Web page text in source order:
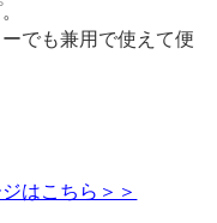
でも兼用で使えて便
はこちら＞＞